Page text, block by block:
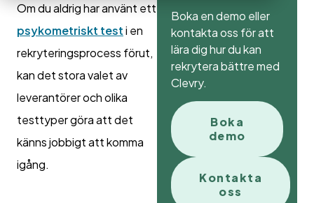
Om du aldrig har använt ett
psykometriskt testi en
rekryteringsprocess förut,
kan det stora valet av
leverantörer och olika
testtyper göra att det
känns jobbigt att komma
igång.
Boka en demo eller
kontakta oss för att
lära dig hur du kan
rekrytera bättre med
Clevry.
Boka
demo
Kontakta
oss